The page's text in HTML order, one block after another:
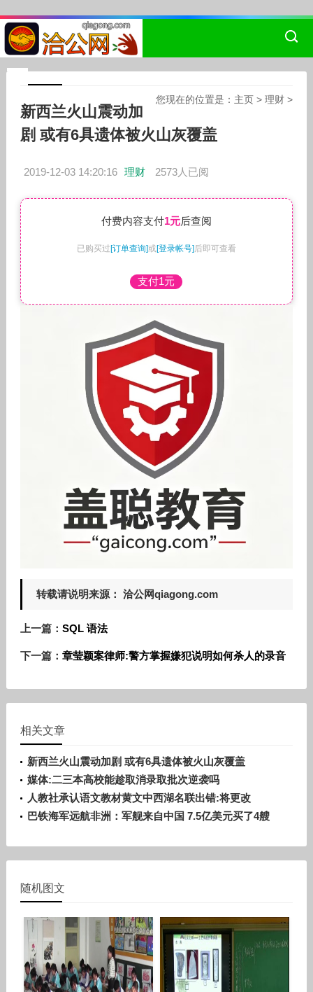
您现在的位置是： 主页 >理财 >
新西兰火山震动加
剧 或有6具遗体被火山灰覆盖
2019-12-03 14:20:16 理财 2573人已阅
付费内容支付1元后查阅
已购买过[订单查询]或[登录帐号]后即可查看
支付1元
转载请说明来源： 洽公网qiagong.com
上一篇： SQL 语法
下一篇： 章莹颖案律师:警方掌握嫌犯说明如何杀人的录音
相关文章
新西兰火山震动加剧 或有6具遗体被火山灰覆盖
媒体:二三本高校能趁取消录取批次逆袭吗
人教社承认语文教材黄文中西湖名联出错:将更改
巴铁海军远航非洲：军舰来自中国 7.5亿美元买了4艘
随机图文